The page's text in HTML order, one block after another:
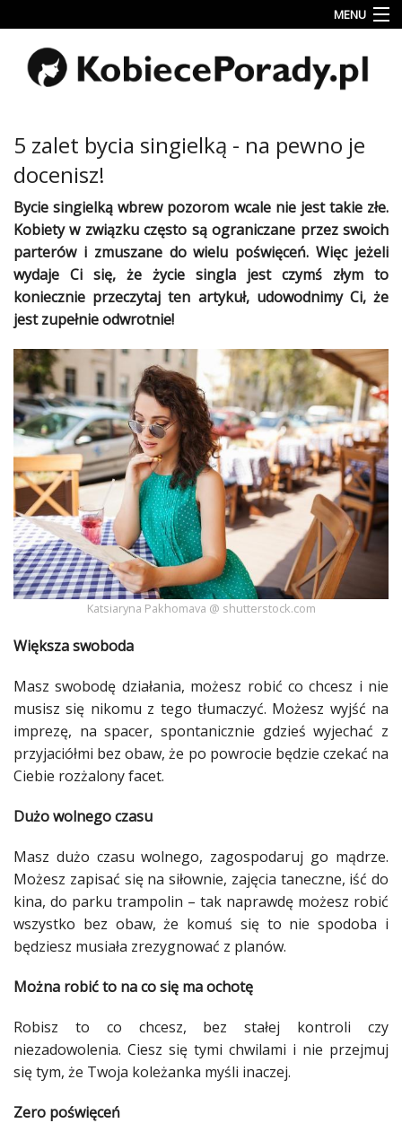
MENU
Uroda
Miłość
Rodzina
&
Dziecko
Przepisy
kulinarne
Kobiece
Wyznania
Wnętrza
Fitness
Ślub
&
Wesele
Moda
Zakupy
Kultura
ekspertów
Strefa
Blogerek
Konkursy
Recenzje
Studniówka
Dodaj
«
Dodaj
Dodaj
Dodaj
artykuł
Najlepsze
5 zalet bycia singielką - na pewno je
docenisz!
Byciesingielką wbrew pozorom wcale nie jest takie złe.
Kobietyw związkuczęsto są ograniczane przez swoich
parterów i zmuszane do wielu poświęceń. Więc jeżeli
wydaje Ci się, że życie singla jest czymś złym to
koniecznie przeczytaj ten artykuł, udowodnimy Ci, że
jest zupełnie odwrotnie!
Katsiaryna Pakhomava @ shutterstock.com
Większa swoboda
Masz swobodę działania, możesz robić co chcesz i nie
musisz się nikomu z tego tłumaczyć. Możesz wyjść na
imprezę, na spacer, spontanicznie gdzieś wyjechać z
przyjaciółmi bez obaw, że po powrocie będzie czekać na
Ciebie rozżalonyfacet.
Dużo wolnego czasu
Masz dużo czasu wolnego, zagospodaruj go mądrze.
Możesz zapisać się na siłownie, zajęcia taneczne, iść do
kina, do parku trampolin – tak naprawdę możesz robić
wszystko bez obaw, że komuś się to nie spodoba i
będziesz musiała zrezygnować z planów.
Można robić to na co się ma ochotę
Robisz to co chcesz, bez stałej kontroli czy
niezadowolenia. Ciesz się tymi chwilami i nie przejmuj
się tym, że Twoja koleżanka myśli inaczej.
Zero poświęceń